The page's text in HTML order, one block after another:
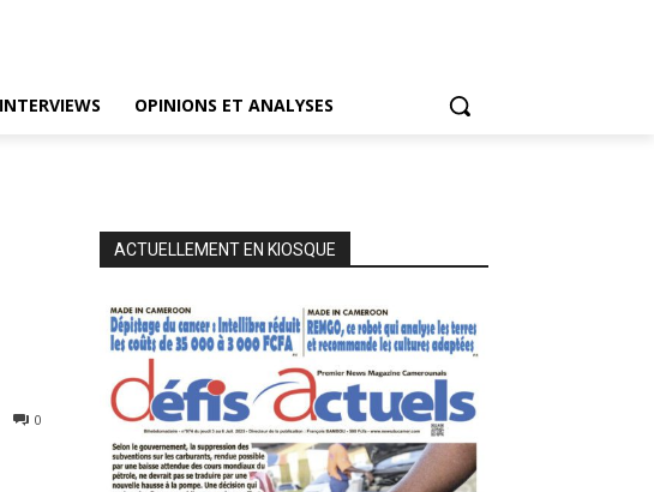
INTERVIEWS OPINIONS ET ANALYSES
0
ACTUELLEMENT EN KIOSQUE